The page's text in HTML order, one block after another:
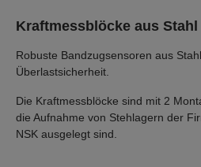
Kraftmessblöcke aus Stahl
Robuste Bandzugsensoren aus
Überlastsicherheit.
Die Kraftmessblöcke sind mit 2
die Aufnahme von Stehlagern der
NSK ausgelegt sind.